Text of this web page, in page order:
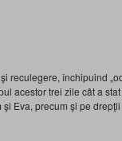
reculegere, închipuind
acestor trei zile cât a
Eva, precum şi pe